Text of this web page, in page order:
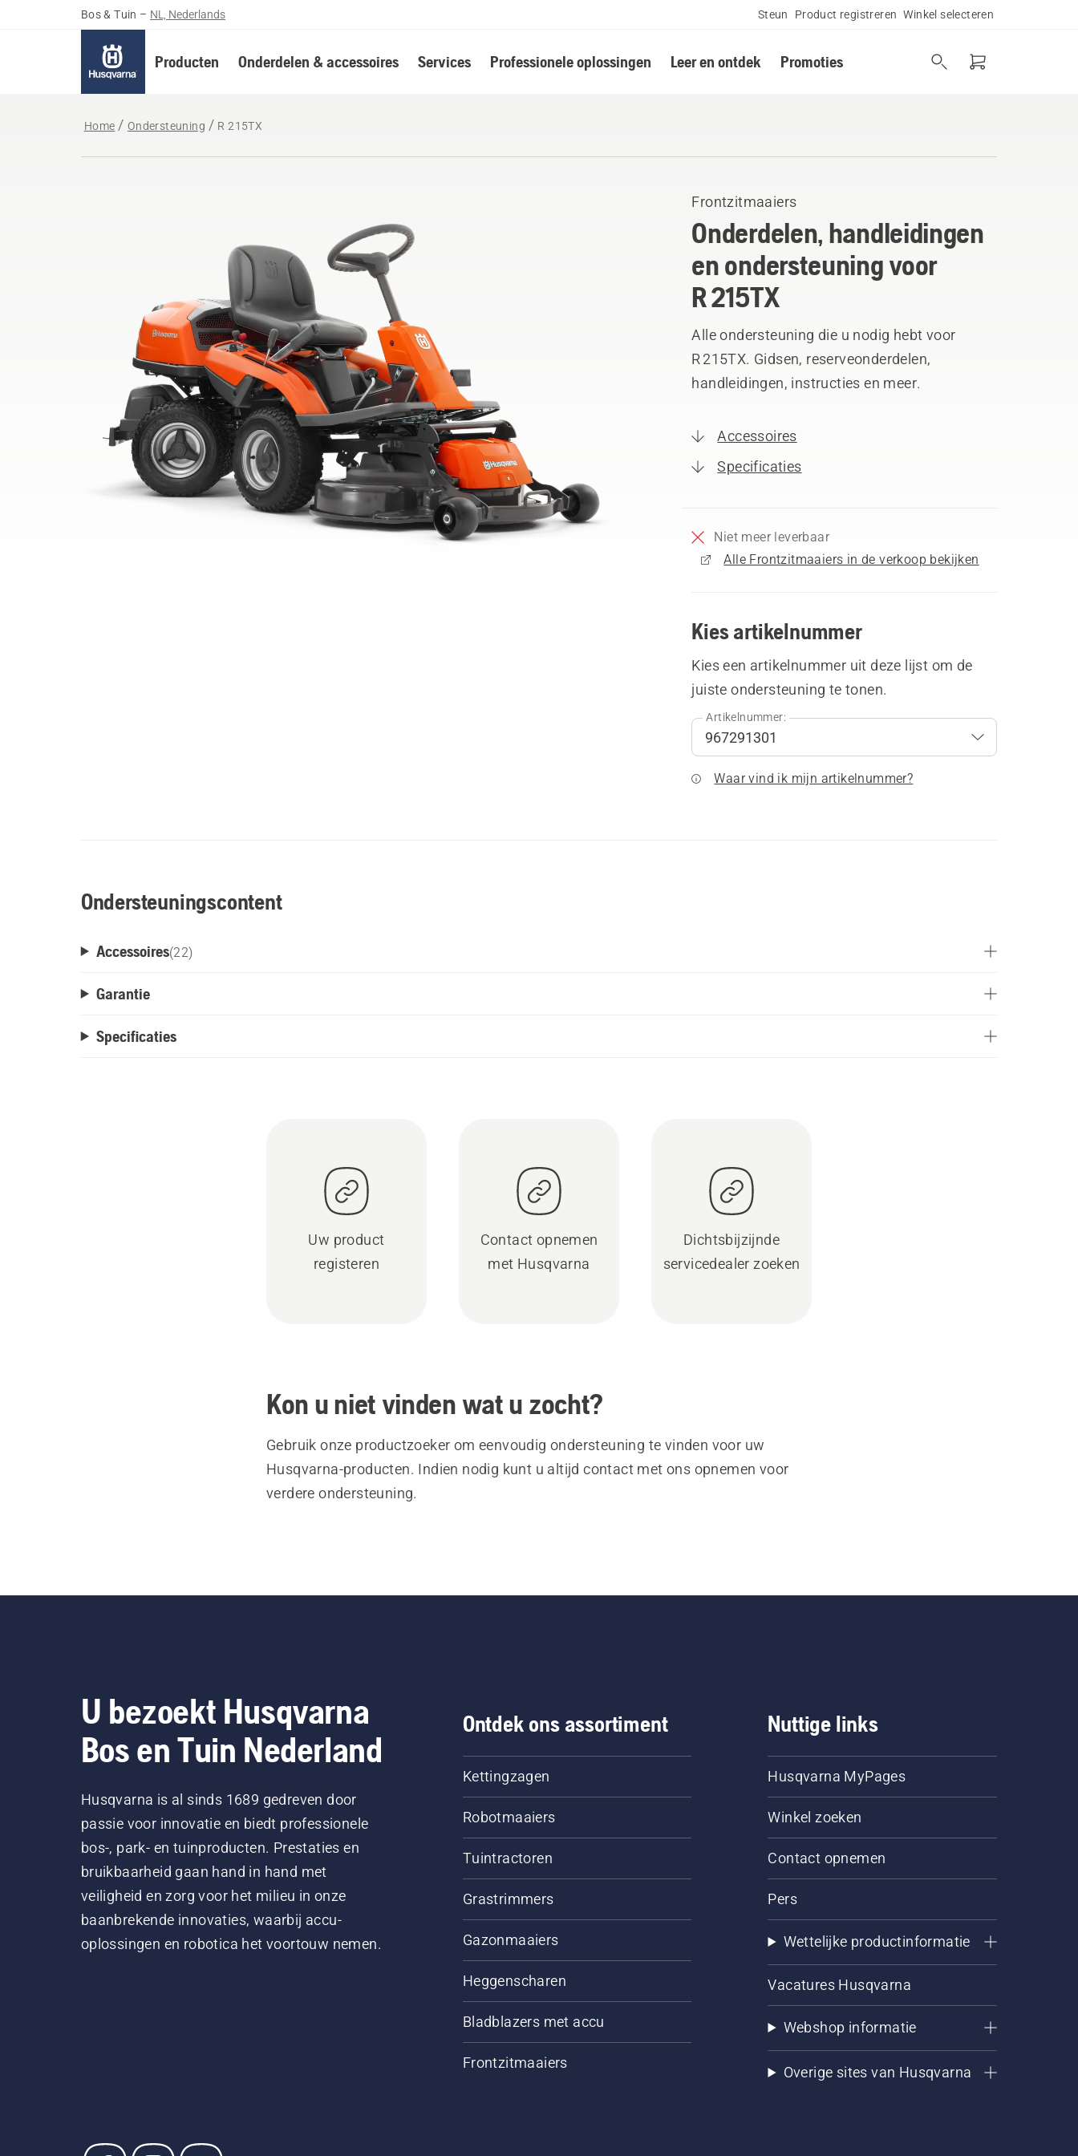
Bos & Tuin – NL, Nederlands Steun Product registreren Winkel selecteren
Producten Onderdelen & accessoires Services Professionele oplossingen Leer en ontdek Promoties
Home Ondersteuning R 215TX
Frontzitmaaiers
Onderdelen, handleidingen
en ondersteuning voor
R 215TX
Alle ondersteuning die u nodig hebt voor
R 215TX. Gidsen, reserveonderdelen,
handleidingen, instructies en meer.
Accessoires
Specificaties
Niet meer leverbaar
Alle Frontzitmaaiers in de verkoop bekijken
Kies artikelnummer
Kies een artikelnummer uit deze lijst om de
juiste ondersteuning te tonen.
Artikelnummer:
Waar vind ik mijn artikelnummer?
Ondersteuningscontent
Accessoires(22)
Garantie
Specificaties
Uw product
registeren
Contact opnemen
met Husqvarna
Dichtsbijzijnde
servicedealer zoeken
Kon u niet vinden wat u zocht?
Gebruik onze productzoeker om eenvoudig ondersteuning te vinden voor uw
Husqvarna-producten. Indien nodig kunt u altijd contact met ons opnemen voor
verdere ondersteuning.
U bezoekt Husqvarna
Bos en Tuin Nederland
Husqvarna is al sinds 1689 gedreven door
passie voor innovatie en biedt professionele
bos-, park- en tuinproducten. Prestaties en
bruikbaarheid gaan hand in hand met
veiligheid en zorg voor het milieu in onze
baanbrekende innovaties, waarbij accu-
oplossingen en robotica het voortouw nemen.
Ontdek ons assortiment
Kettingzagen
Robotmaaiers
Tuintractoren
Grastrimmers
Gazonmaaiers
Heggenscharen
Bladblazers met accu
Frontzitmaaiers
Nuttige links
Husqvarna MyPages
Winkel zoeken
Contact opnemen
Pers
Wettelijke productinformatie
Vacatures Husqvarna
Webshop informatie
Overige sites van Husqvarna